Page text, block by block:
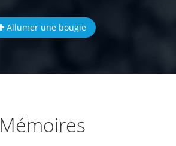
Allumer une bougie
Mémoires